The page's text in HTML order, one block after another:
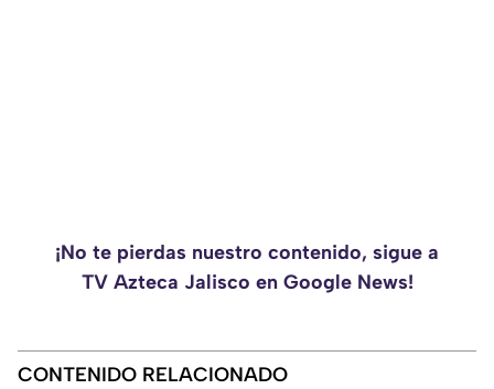
¡No te pierdas nuestro contenido, sigue a
TV Azteca Jalisco en Google News!
CONTENIDO RELACIONADO